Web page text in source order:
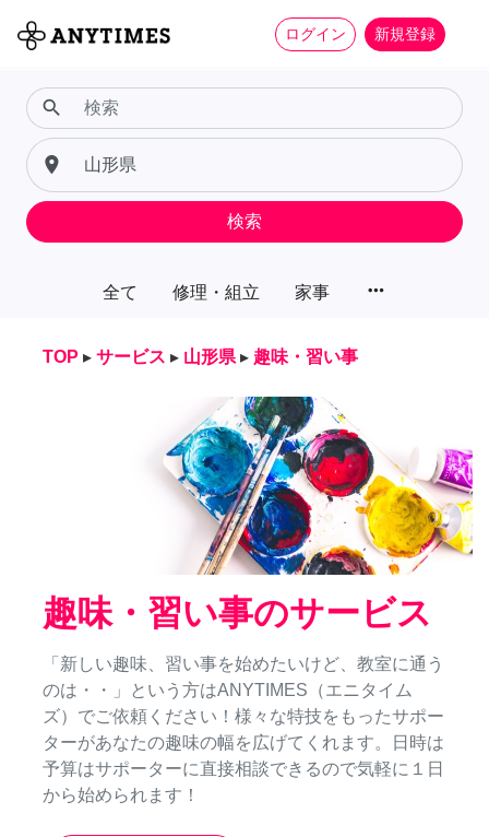
ログイン 新規登録
全て 修理・組立 家事 more_horiz
search
place
検索
TOP ▸ サービス ▸ 山形県 ▸ 趣味・習い事
趣味・習い事のサービス
「新しい趣味、習い事を始めたいけど、教室に通う
のは・・」という方はANYTIMES（エニタイム
ズ）でご依頼ください！様々な特技をもったサポー
ターがあなたの趣味の幅を広げてくれます。日時は
予算はサポーターに直接相談できるので気軽に１日
から始められます！